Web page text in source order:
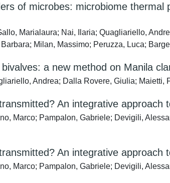
of microbes: microbiome
Marialaura; Nai, Ilaria; Quagliariello,
Milan, Massimo; Peruzza, Luca;
a new method on Manila
Andrea; Dalla Rovere, Giulia;
An integrative
Marco; Pampalon, Gabriele; Devigili,
An integrative
Marco; Pampalon, Gabriele; Devigili,